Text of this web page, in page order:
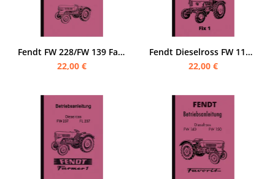
Fendt FW 228/FW 139 Farmer 2/Farmer 2 D Schlepper Bedienungsanleitung
22,00 €
Fendt Dieselross FW 116/ FL 116 Bedienungsanleitung (Fix 1)
22,00 €